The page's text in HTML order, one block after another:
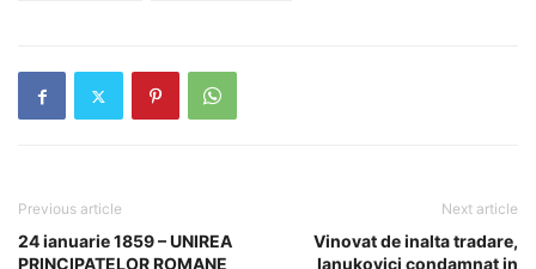
Previous article
24 ianuarie 1859 – UNIREA
PRINCIPATELOR ROMANE
Next article
Vinovat de inalta tradare,
Ianukovici condamnat in